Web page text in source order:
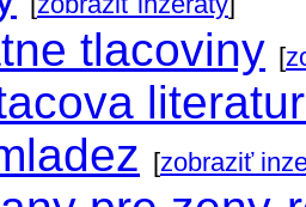
tlacoviny [
[zobraziť